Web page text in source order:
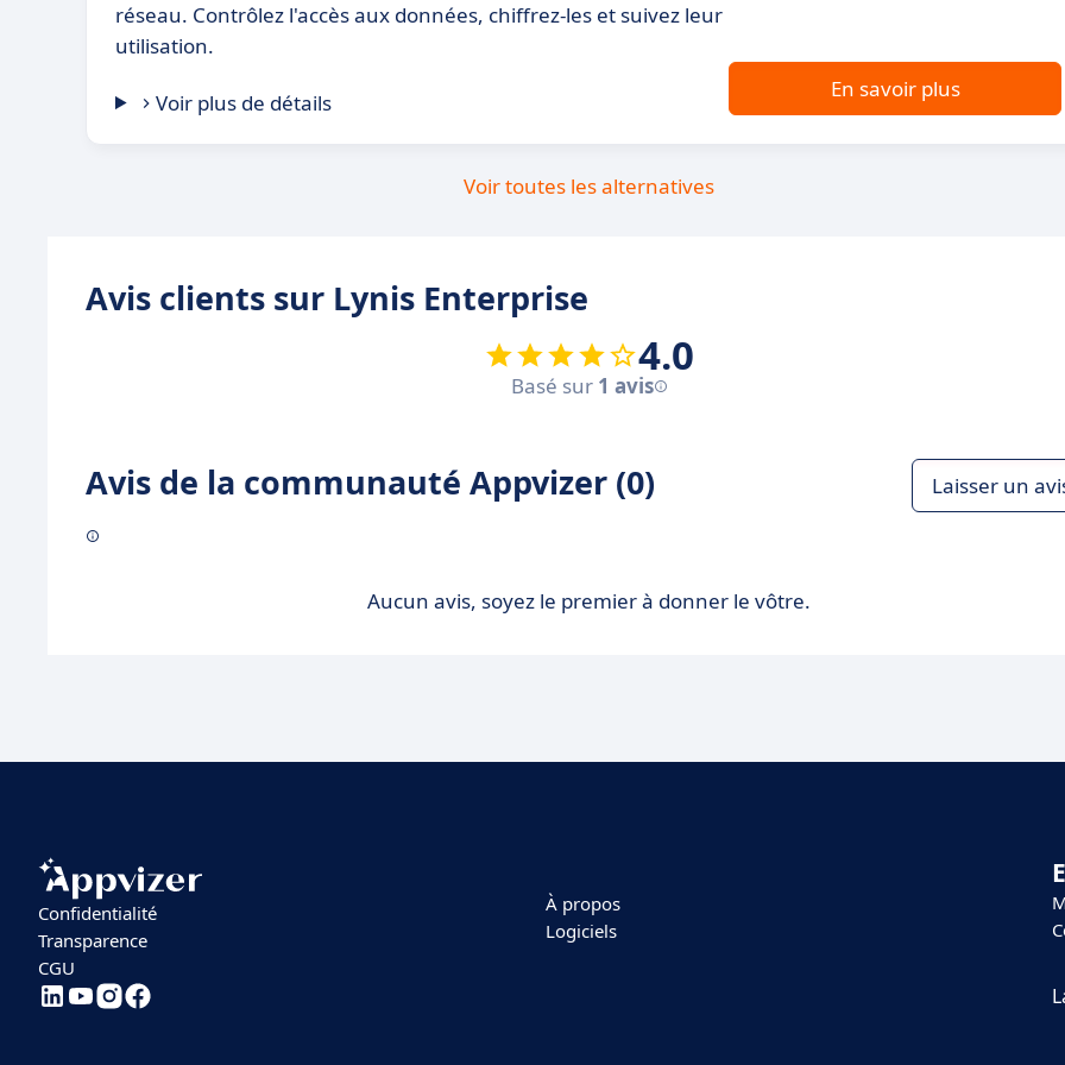
réseau. Contrôlez l'accès aux données, chiffrez-les et suivez leur
utilisation.
Voir plus de détails
En savoir plus
Voir toutes les alternatives
Avis clients sur Lynis Enterprise
4.0
Basé sur 1 avis
Avis de la communauté Appvizer (0) Laisser un
Aucun avis, soyez le premier à donner le vôtre.
Confidentialité
Transparence
CGU
À propos
Logiciels